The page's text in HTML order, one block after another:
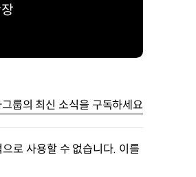
룹의 최신 소식을 구독하세요
로 사용할 수 없습니다. 이를